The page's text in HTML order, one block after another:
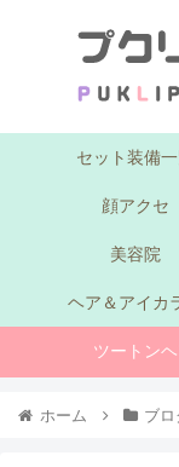
セット装備
顔アクセ
美容院
ヘア＆アイカ
ツートン
ホーム ブロ